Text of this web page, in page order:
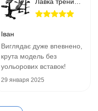
Іван
Виглядає дуже впевнено,
крута модель без
уольорових вставок!
29 января 2025